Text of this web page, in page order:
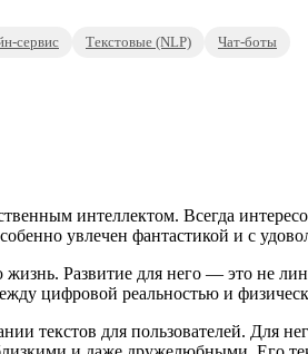
сервис Текстовые (NLP) Чат-боты
интеллектом. Всегда
увлечен фантастикой и с
Развитие для него — это не
цифровой реальностью и
текстов для пользователей. Для